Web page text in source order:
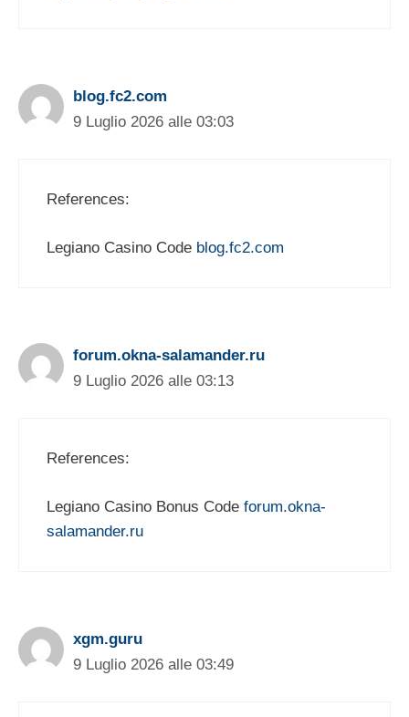
blog.fc2.com
9 Luglio 2026 alle 03:03
References:
Legiano Casino Code blog.fc2.com
forum.okna-salamander.ru
9 Luglio 2026 alle 03:13
References:
Legiano Casino Bonus Code forum.okna-
salamander.ru
xgm.guru
9 Luglio 2026 alle 03:49